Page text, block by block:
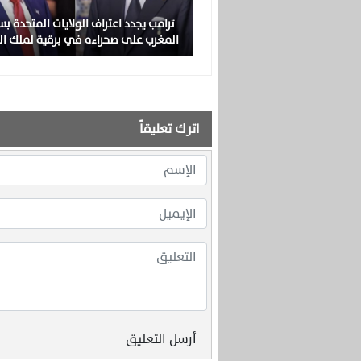
ترامب يجدد اعتراف الولايات المتحدة
المغرب على صحراءه في برقية لملك
اترك تعليقاً
أرسل التعليق